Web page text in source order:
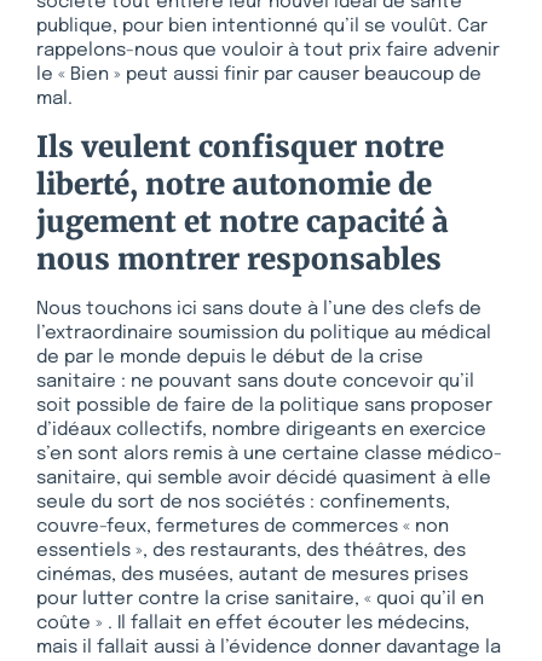
publique, pour bien intentionné qu’il se voulût. Car
rappelons-nous que vouloir à tout prix faire advenir
le « Bien » peut aussi finir par causer beaucoup de
mal.
Ils veulent confisquer notre
liberté, notre autonomie de
jugement et notre capacité à
nous montrer responsables
Nous touchons ici sans doute à l’une des clefs de
l’extraordinaire soumission du politique au médical
de par le monde depuis le début de la crise
sanitaire : ne pouvant sans doute concevoir qu’il
soit possible de faire de la politique sans proposer
d’idéaux collectifs, nombre dirigeants en exercice
s’en sont alors remis à une certaine classe médico-
sanitaire, qui semble avoir décidé quasiment à elle
seule du sort de nos sociétés : confinements,
couvre-feux, fermetures de commerces « non
essentiels », des restaurants, des théâtres, des
cinémas, des musées, autant de mesures prises
pour lutter contre la crise sanitaire, « quoi qu’il en
coûte » . Il fallait en effet écouter les médecins,
mais il fallait aussi à l’évidence donner davantage la